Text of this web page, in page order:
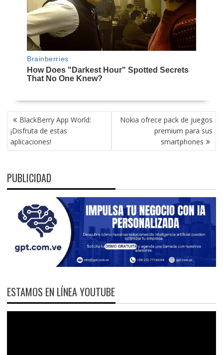
NAVEGACIÓN
DE
ENTRADAS
BlackBerry App World:
¡Disfruta de estas
aplicaciones!
Nokia ofrece pack de juegos
premium para sus
smartphones
PUBLICIDAD
ESTAMOS EN LÍNEA YOUTUBE